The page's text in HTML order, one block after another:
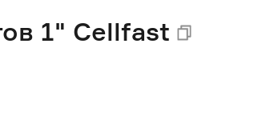
1" Cellfast